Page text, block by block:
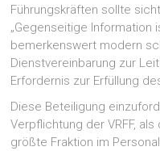
Führungskräften sollte
„Gegenseitige Information
bemerkenswert modern
Dienstvereinbarung zur
Erfordernis zur Erfüllung
Diese Beteiligung
Verpflichtung der VRFF,
größte Fraktion im